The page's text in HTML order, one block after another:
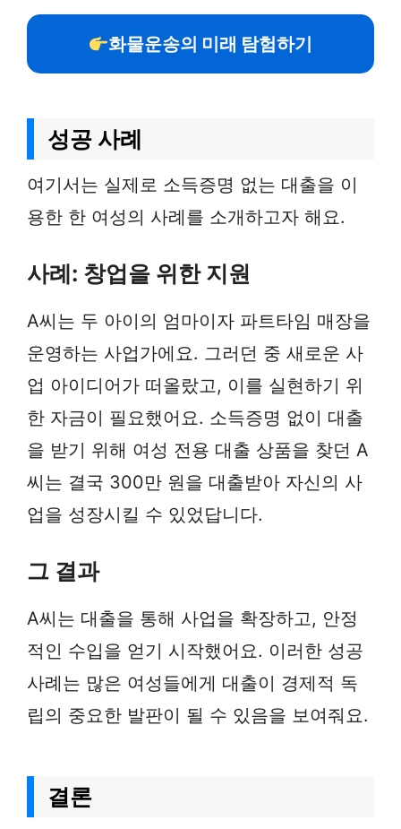
화물운송의 미래 탐험하기
성공 사례
여기서는 실제로 소득증명 없는 대출을 이
용한 한 여성의 사례를 소개하고자 해요.
사례: 창업을 위한 지원
A씨는 두 아이의 엄마이자 파트타임 매장을
운영하는 사업가에요. 그러던 중 새로운 사
업 아이디어가 떠올랐고, 이를 실현하기 위
한 자금이 필요했어요. 소득증명 없이 대출
을 받기 위해 여성 전용 대출 상품을 찾던 A
씨는 결국 300만 원을 대출받아 자신의 사
업을 성장시킬 수 있었답니다.
그 결과
A씨는 대출을 통해 사업을 확장하고, 안정
적인 수입을 얻기 시작했어요. 이러한 성공
사례는 많은 여성들에게 대출이 경제적 독
립의 중요한 발판이 될 수 있음을 보여줘요.
결론